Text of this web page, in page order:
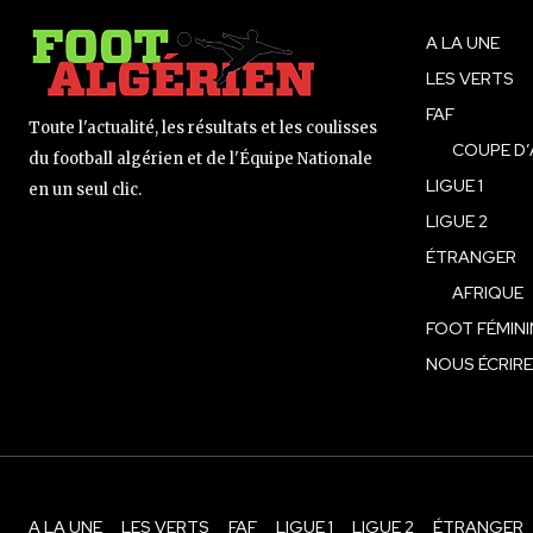
Toute l'actualité, les résultats et les coulisses
du football algérien et de l'Équipe Nationale
en un seul clic.
A LA UNE
LES VERTS
FAF
COUPE
LIGUE 1
LIGUE 2
ÉTRANGER
AFRIQUE
FOOT
NOUS ÉCRIRE
A LA UNE LES VERTS FAF LIGUE 1 LIGUE 2 ÉTRANGER